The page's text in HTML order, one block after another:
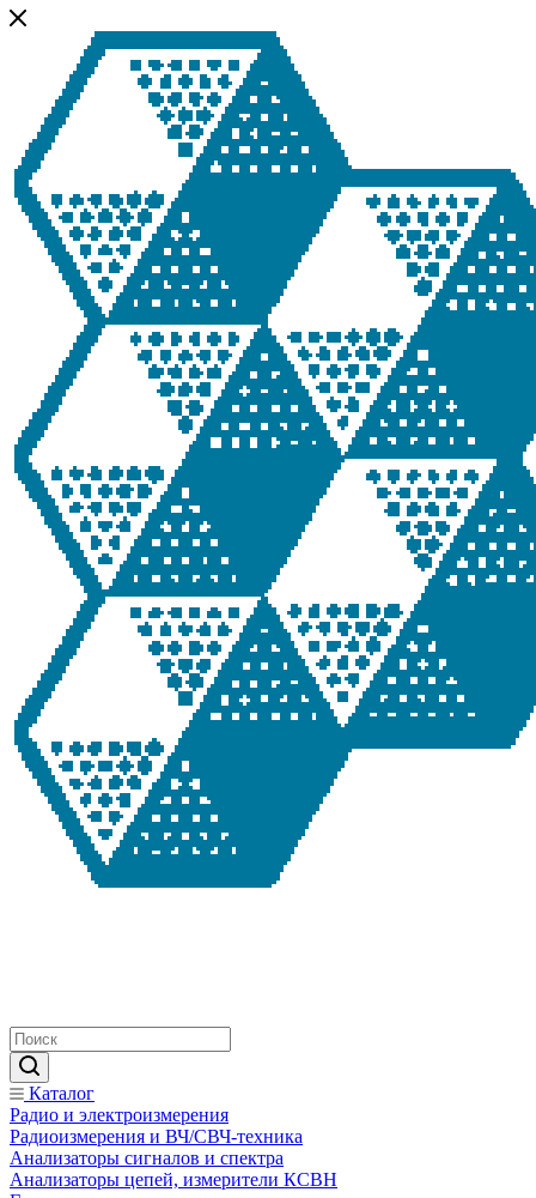
Каталог
Радио и электроизмерения
Радиоизмерения и ВЧ/СВЧ-техника
Анализаторы сигналов и спектра
Анализаторы цепей, измерители КСВН